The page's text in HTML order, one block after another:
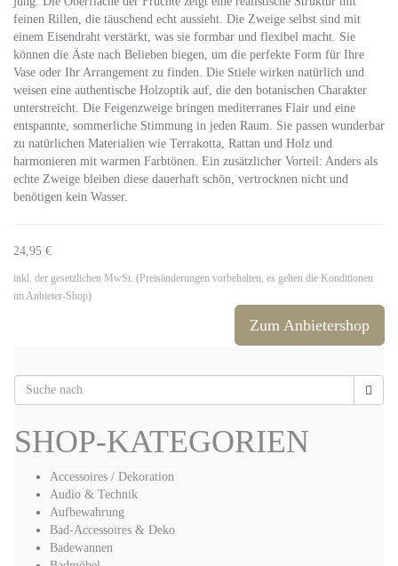
feinen Rillen, die täuschend echt aussieht. Die Zweige selbst sind mit
einem Eisendraht verstärkt, was sie formbar und flexibel macht. Sie
können die Äste nach Belieben biegen, um die perfekte Form für Ihre
Vase oder Ihr Arrangement zu finden. Die Stiele wirken natürlich und
weisen eine authentische Holzoptik auf, die den botanischen Charakter
unterstreicht. Die Feigenzweige bringen mediterranes Flair und eine
entspannte, sommerliche Stimmung in jeden Raum. Sie passen wunderbar
zu natürlichen Materialien wie Terrakotta, Rattan und Holz und
harmonieren mit warmen Farbtönen. Ein zusätzlicher Vorteil: Anders als
echte Zweige bleiben diese dauerhaft schön, vertrocknen nicht und
benötigen kein Wasser.
24,95 €
inkl. der gesetzlichen MwSt. (Preisänderungen vorbehalten, es gelten die Konditionen
im Anbieter-Shop)
Zum Anbietershop
SHOP-KATEGORIEN
Accessoires / Dekoration
Audio & Technik
Aufbewahrung
Bad-Accessoires & Deko
Badewannen